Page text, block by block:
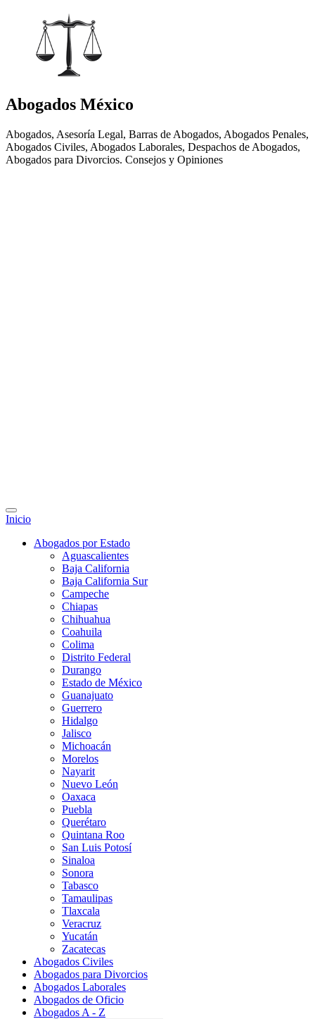
Abogados México
Abogados, Asesoría Legal, Barras de Abogados, Abogados Penales,
Abogados Civiles, Abogados Laborales, Despachos de Abogados,
Abogados para Divorcios. Consejos y Opiniones
Inicio
Abogados por Estado
Aguascalientes
Baja California
Baja California Sur
Campeche
Chiapas
Chihuahua
Coahuila
Colima
Distrito Federal
Durango
Estado de México
Guanajuato
Guerrero
Hidalgo
Jalisco
Michoacán
Morelos
Nayarit
Nuevo León
Oaxaca
Puebla
Querétaro
Quintana Roo
San Luis Potosí
Sinaloa
Sonora
Tabasco
Tamaulipas
Tlaxcala
Veracruz
Yucatán
Zacatecas
Abogados Civiles
Abogados para Divorcios
Abogados Laborales
Abogados de Oficio
Abogados A - Z